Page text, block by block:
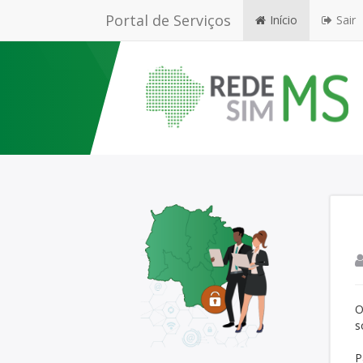
Portal de Serviços Início Sair